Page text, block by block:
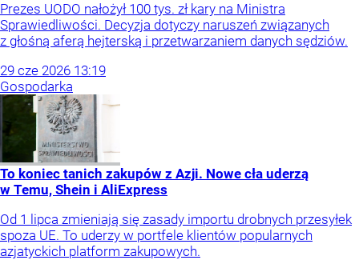
Prezes UODO nałożył 100 tys. zł kary na Ministra
Sprawiedliwości. Decyzja dotyczy naruszeń związanych
z głośną aferą hejterską i przetwarzaniem danych sędziów.
29 cze 2026 13:19
Gospodarka
To koniec tanich zakupów z Azji. Nowe cła uderzą
w Temu, Shein i AliExpress
Od 1 lipca zmieniają się zasady importu drobnych przesyłek
spoza UE. To uderzy w portfele klientów popularnych
azjatyckich platform zakupowych.